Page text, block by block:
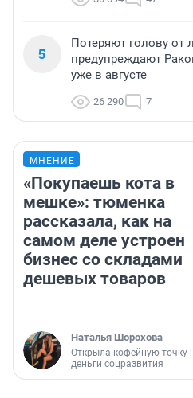
5
Потеряют голову от
предупреждают
уже в августе
26 290 7
МНЕНИЕ
«Покупаешь кота в
мешке»: тюменка
рассказала, как на
самом деле устроен
бизнес со складами
дешевых товаров
Наталья Шорохова
Открыла кофейную точку
деньги соцразвития